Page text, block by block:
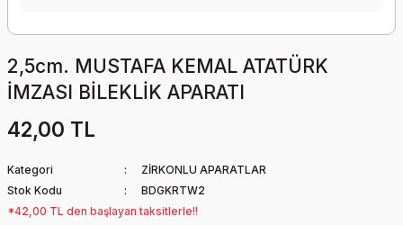
2,5cm. MUSTAFA KEMAL ATATÜRK
İMZASI BİLEKLİK APARATI
42,00 TL
Kategori
ZİRKONLU APARATLAR
Stok Kodu
BDGKRTW2
*42,00 TL den başlayan taksitlerle!!